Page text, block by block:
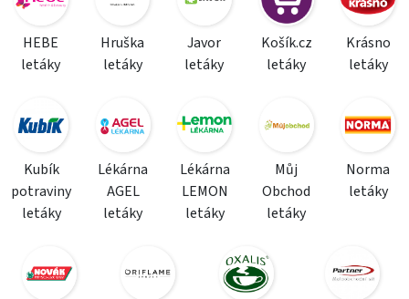
HEBE
letáky
Hruška
letáky
Javor
letáky
Košík.cz
letáky
Krásno
letáky
Kubík
potraviny
letáky
Lékárna
AGEL
letáky
Lékárna
LEMON
letáky
Můj
Obchod
letáky
Norma
letáky